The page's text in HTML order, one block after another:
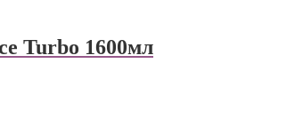
Turbo 1600мл